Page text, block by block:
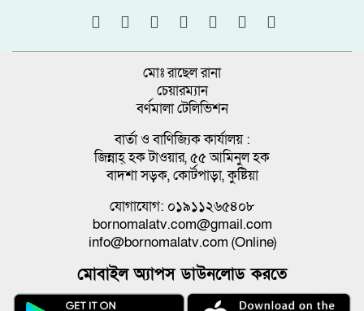
মোঃ রাছেল রানা
চেয়ারম্যান
বর্ণমালা টেলিভিশন
বার্তা ও বাণিজ্যিক কার্যালয় :
জিন্নাহ্ হক টাওয়ার, ৫৫ আমিনুল হক
বাদশা সড়ক, কোর্টপাড়া, কুষ্টিয়া
যোগাযোগ: ০১৯১১২৬৫৪০৮
bornomalatv.com@gmail.com
info@bornomalatv.com (Online)
মোবাইল অ্যাপস ডাউনলোড করতে